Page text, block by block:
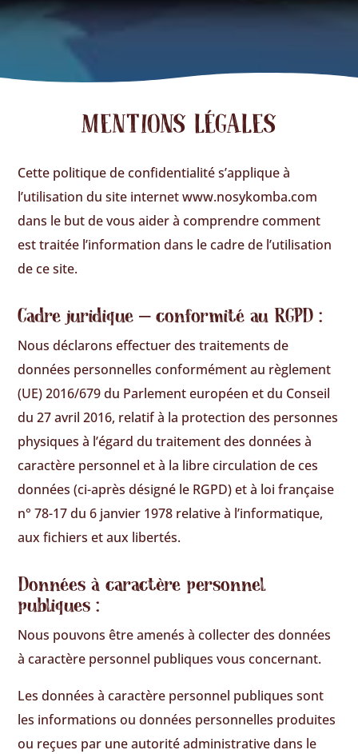
MENTIONS LÉGALES
Cette politique de confidentialité s’applique à
l’utilisation du site internet www.nosykomba.com
dans le but de vous aider à comprendre comment
est traitée l’information dans le cadre de l’utilisation
de ce site.
Cadre juridique – conformité au RGPD :
Nous déclarons effectuer des traitements de
données personnelles conformément au règlement
(UE) 2016/679 du Parlement européen et du Conseil
du 27 avril 2016, relatif à la protection des personnes
physiques à l’égard du traitement des données à
caractère personnel et à la libre circulation de ces
données (ci-après désigné le RGPD) et à loi française
n° 78-17 du 6 janvier 1978 relative à l’informatique,
aux fichiers et aux libertés.
Données à caractère personnel
publiques :
Nous pouvons être amenés à collecter des données
à caractère personnel publiques vous concernant.
Les données à caractère personnel publiques sont
les informations ou données personnelles produites
ou reçues par une autorité administrative dans le